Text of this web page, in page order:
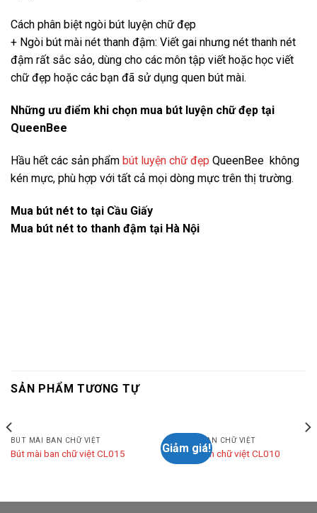
Cách phân biệt ngòi bút luyện chữ đẹp
+ Ngòi bút mài nét thanh đậm: Viết gai nhưng nét thanh nét
đậm rất sắc sảo, dùng cho các môn tập viết hoặc học viết
chữ đẹp hoặc các bạn đã sử dụng quen bút mài.
Những ưu điểm khi chọn mua bút luyện chữ đẹp tại
QueenBee
Hầu hết các sản phẩm bút luyện chữ đẹp QueenBee không
kén mực, phù hợp với tất cả mọi dòng mực trên thị trường.
Mua bút nét to tại Cầu Giấy
Mua bút nét to thanh đậm tại Hà Nội
SẢN PHẨM TƯƠNG TỰ
BÚT MÀI BAN CHỮ VIỆT
Bút mài ban chữ việt CL015 Giảm giá!
BÚT MÀI BAN CHỮ VIỆT
Bút mài ban chữ việt CL010